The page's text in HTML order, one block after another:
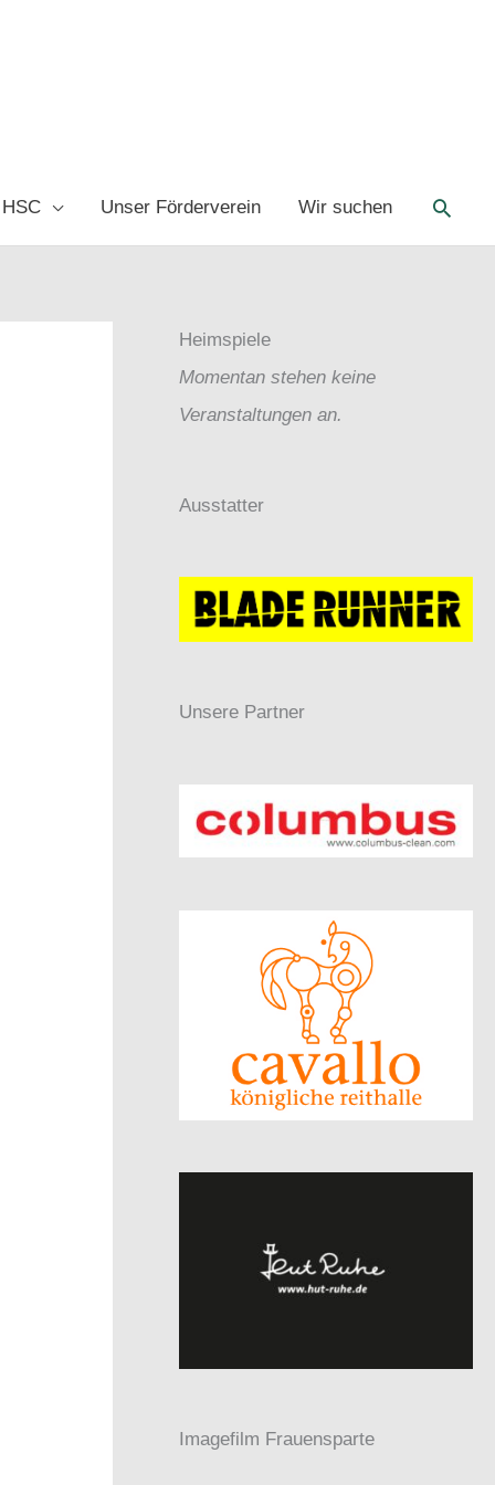
Unser Förderverein Wir suchen
Heimspiele
Momentan stehen keine
Veranstaltungen an.
Ausstatter
Unsere Partner
Imagefilm Frauensparte